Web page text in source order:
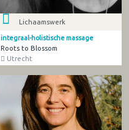
Lichaamswerk
integraal-holistische massage
Roots to Blossom
Utrecht